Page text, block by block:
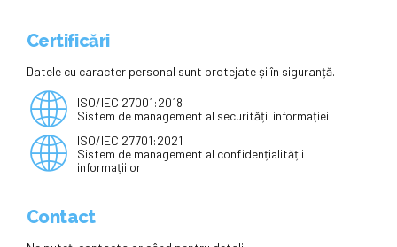
Certificări
Datele cu caracter personal sunt protejate și în siguranță.
ISO/IEC 27001:2018
Sistem de management al securității informației
ISO/IEC 27701:2021
Sistem de management al confidențialității
informațiilor
Contact